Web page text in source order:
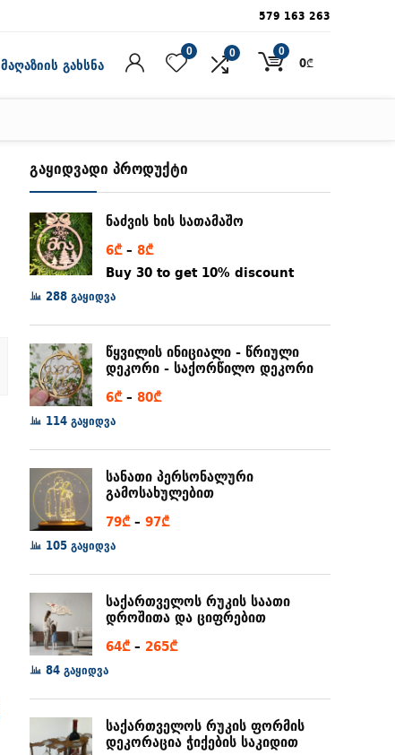
579 163 263
გახსნა
0 0 0
0₾
გაყიდვადი პროდუქტი
ნაძვის ხის სათამაშო
6₾ – 8₾Price
range:
Buy 30 to get 10% discount
288 გაყიდვა
წყვილის ინიციალი - წრიული
დეკორი - საქორწილო დეკორი
6₾ – 80₾Price
through
80₾
114 გაყიდვა
სანათი პერსონალური
გამოსახულებით
79₾ – 97₾Price
through
97₾
105 გაყიდვა
საქართველოს რუკის საათი
დროშითა და ციფრებით
64₾ – 265₾Price
through
265₾
84 გაყიდვა
საქართველოს რუკის ფორმის
დეკორაცია ჭიქების საკიდით